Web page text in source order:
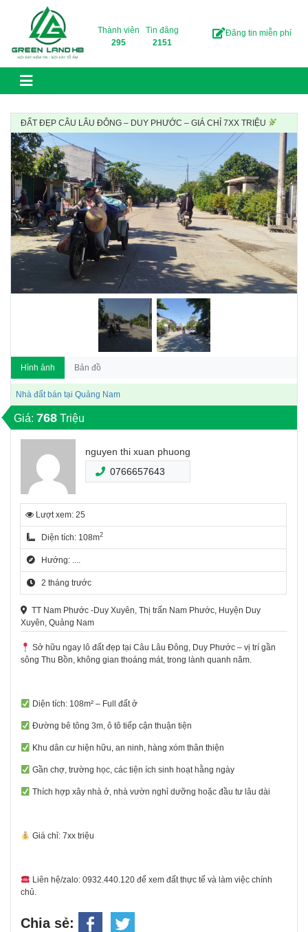
Skip to content
Thành viên
295
Tin đăng
2151
Đăng tin miễn phí
ĐẤT ĐẸP CÂU LÂU ĐÔNG – DUY PHƯỚC – GIÁ CHỈ 7XX TRIỆU
Hình ảnh Bản đồ
Nhà đất bán tại Quảng Nam
Giá:768 Triệu
nguyen thi xuan phuong
0766657643
Lượt xem: 25
Diện tích: 108m2
Hướng: ....
2 tháng trước
TT Nam Phước -Duy Xuyên, Thị trấn Nam Phước, Huyện Duy
Xuyên, Quảng Nam
Sở hữu ngay lô đất đẹp tại Câu Lâu Đông, Duy Phước – vị trí gần
sông Thu Bồn, không gian thoáng mát, trong lành quanh năm.
Diện tích: 108m² – Full đất ở
Đường bê tông 3m, ô tô tiếp cận thuận tiện
Khu dân cư hiện hữu, an ninh, hàng xóm thân thiện
Gần chợ, trường học, các tiện ích sinh hoạt hằng ngày
Thích hợp xây nhà ở, nhà vườn nghỉ dưỡng hoặc đầu tư lâu dài
Giá chỉ: 7xx triệu
Liên hệ/zalo: 0932.440.120 để xem đất thực tế và làm việc chính
chủ.
Chia sẻ: